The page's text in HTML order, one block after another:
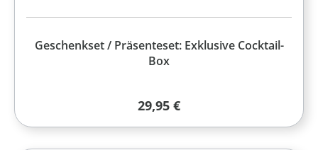
Geschenkset / Präsenteset: Exklusive Cocktail-
Box
Regulärer Preis:
29,95 €